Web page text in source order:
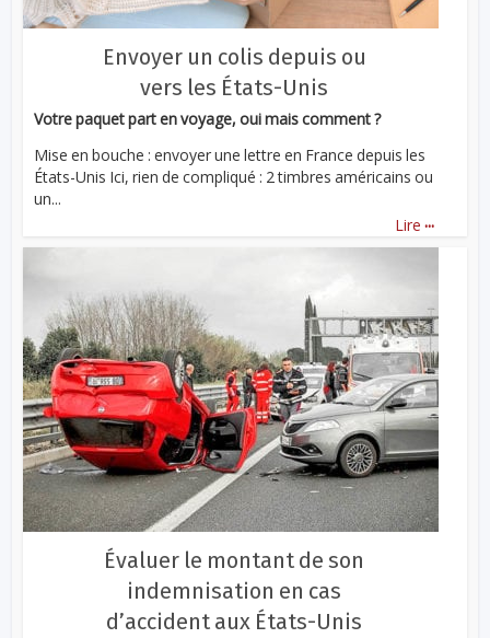
Envoyer un colis depuis ou
vers les États-Unis
Votre paquet part en voyage, oui mais comment ?
Mise en bouche : envoyer une lettre en France depuis les
États-Unis Ici, rien de compliqué : 2 timbres américains ou
un...
Lire ...
Évaluer le montant de son
indemnisation en cas
d’accident aux États-Unis